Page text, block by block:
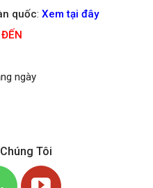
quốc: Xem tại đây
ngày
Tôi